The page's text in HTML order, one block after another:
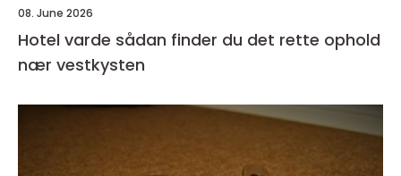
08. June 2026
Hotel varde sådan finder du det rette ophold
nær vestkysten